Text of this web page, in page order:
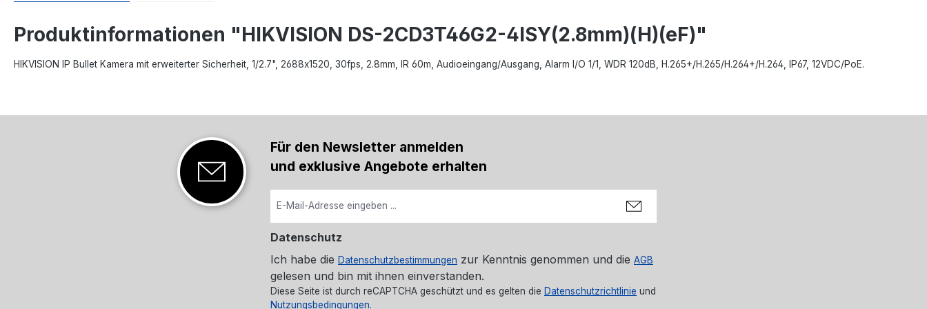
Produktinformationen "HIKVISION DS-2CD3T46G2-4ISY(2.8mm)(H)(eF)"
HIKVISION IP Bullet Kamera mit erweiterter Sicherheit, 1/2.7", 2688x1520, 30fps, 2.8mm, IR 60m, Audioeingang/Ausgang, Alarm I/O 1/1, WDR 120dB, H.265+/H.265/H.264+/H.264, IP67, 12VDC/PoE.
Für den Newsletter anmelden
und exklusive Angebote erhalten
Datenschutz
Ich habe die Datenschutzbestimmungen zur Kenntnis genommen und die AGB
gelesen und bin mit ihnen einverstanden.
Diese Seite ist durch reCAPTCHA geschützt und es gelten die Datenschutzrichtlinie und
Nutzungsbedingungen.